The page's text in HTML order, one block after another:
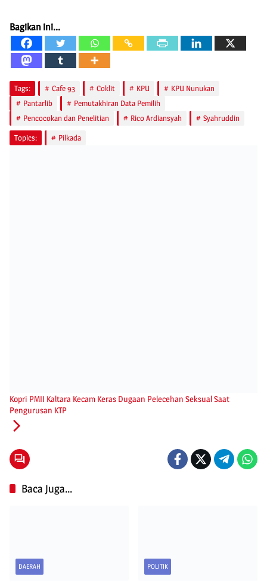
Bagikan ini...
Tags: Cafe 93 Coklit KPU
KPU Nunukan
Pantarlib
Pemutakhiran Data Pemilih
Pencocokan dan Penelitian
Rico Ardiansyah Syahruddin
Topics: Pilkada
Kopri PMII Kaltara Kecam Keras Dugaan Pelecehan Seksual Saat
Pengurusan KTP
Baca Juga...
DAERAH POLITIK